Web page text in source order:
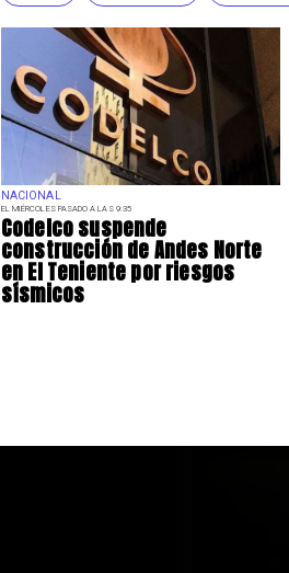
NACIONAL
EL MIÉRCOLES PASADO A LAS 9:35
Codelco suspende
construcción de Andes Norte
en El Teniente por riesgos
sísmicos